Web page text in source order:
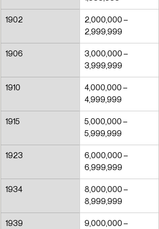
1902
2,000,000 –
2,999,999
1906
3,000,000 –
3,999,999
1910
4,000,000 –
4,999,999
1915
5,000,000 –
5,999,999
1923
6,000,000 –
6,999,999
1934
8,000,000 –
8,999,999
1939
9,000,000 –